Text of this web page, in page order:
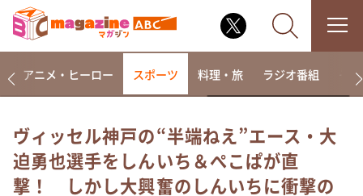
なるみ・岡村の過ぎるTV
相席食堂
アニメ・ヒーロー スポーツ 料理・旅 ラジオ番組 そ
ヴィッセル神戸の“半端ねえ”エース・大
迫勇也選手をしんいち＆ぺこぱが直
撃！ しかし大興奮のしんいちに衝撃の